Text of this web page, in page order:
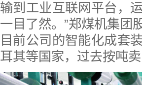
输到工业互联网平台，
一目了然。”郑煤机集团
目前公司的智能化成套
耳其等国家，过去按吨